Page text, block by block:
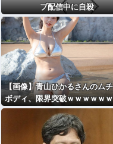
ブ配信中に自殺
【画像】青山ひかるさんのム
ボディ、限界突破ｗｗｗｗｗ
ｗｗｗｗ